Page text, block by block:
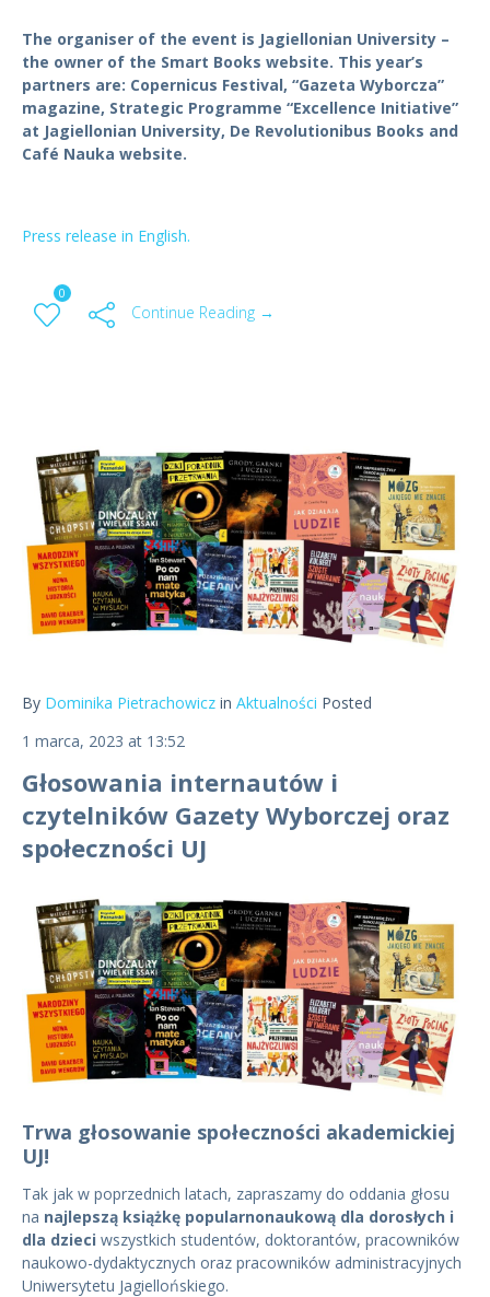
The organiser of the event is Jagiellonian University –
the owner of the Smart Books website. This year’s
partners are: Copernicus Festival, “Gazeta Wyborcza”
magazine, Strategic Programme “Excellence Initiative”
at Jagiellonian University, De Revolutionibus Books and
Café Nauka website.
Press release in English.
0
Continue Reading →
By Dominika Pietrachowicz in Aktualności Posted
1 marca, 2023 at 13:52
Głosowania internautów i
czytelników Gazety Wyborczej oraz
społeczności UJ
Trwa głosowanie społeczności akademickiej
UJ!
Tak jak w poprzednich latach, zapraszamy do oddania głosu
na najlepszą książkę popularnonaukową dla dorosłych i
dla dzieci wszystkich studentów, doktorantów, pracowników
naukowo-dydaktycznych oraz pracowników administracyjnych
Uniwersytetu Jagiellońskiego.